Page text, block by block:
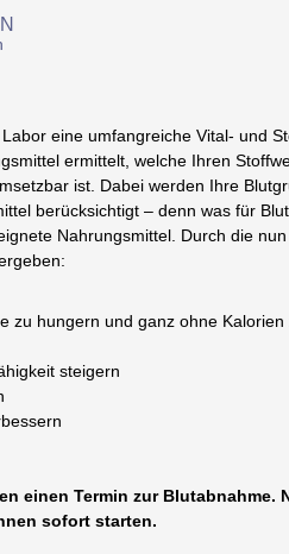
eine umfangreiche Vital- und
ermittelt, welche Ihren
ist. Dabei werden Ihre
berücksichtigt – denn was für
Nahrungsmittel. Durch die
zu hungern und ganz ohne Kalorien
steigern
einen Termin zur Blutabnahme.
sofort starten.